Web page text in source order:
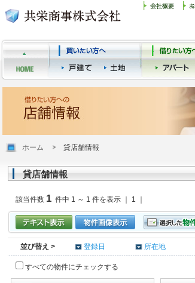
ホーム 貸店舗情報
貸店舗情報
該当件数 1 件中 1 ～ 1 件を表示 ｜ 1 ｜
並び替え > 登録日 所在地
すべての物件にチェックする